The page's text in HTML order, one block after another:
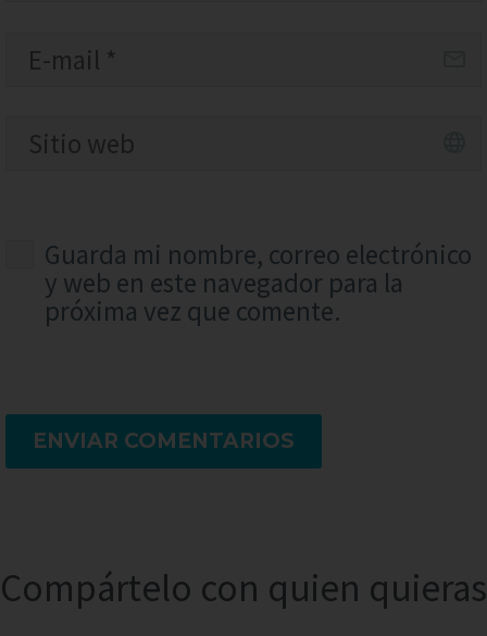
Guarda mi nombre, correo electrónico
y web en este navegador para la
próxima vez que comente.
ENVIAR COMENTARIOS
Compártelo con quien quieras